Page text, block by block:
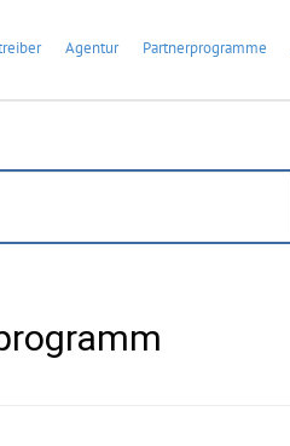
Agentur Partnerprogramme